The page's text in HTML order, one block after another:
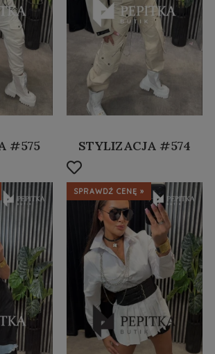
#575 STYLIZACJA #574
SPRAWDŹ CENĘ »